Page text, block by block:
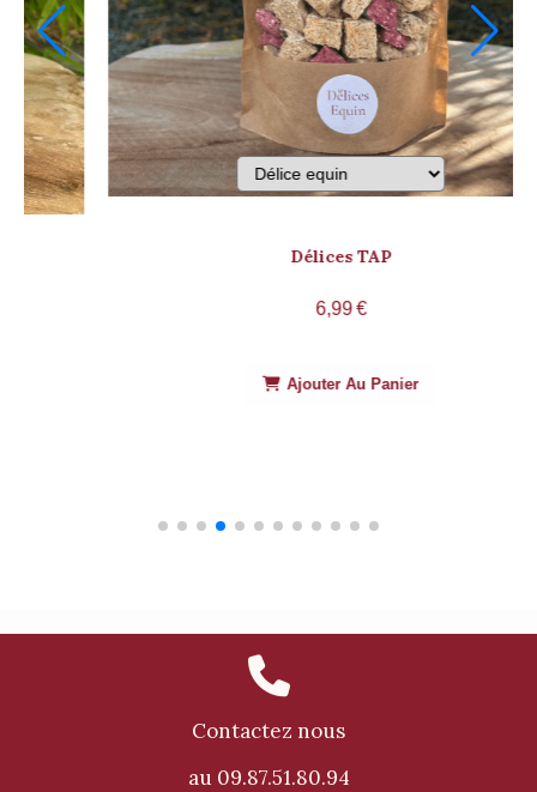
Délices Anti-inflammatoire

Contactez nous
au 09.87.51.80.94